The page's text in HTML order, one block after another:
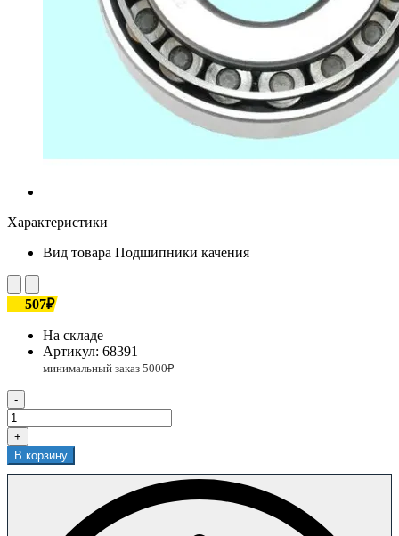
Характеристики
Вид товара Подшипники качения
507₽
На складе
Артикул: 68391
-
+
В корзину